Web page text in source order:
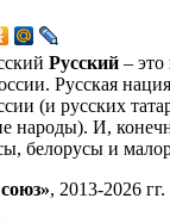
Русский – это
Русская
(и русских
народы). И,
белорусы и
, 2013-2026 гг.